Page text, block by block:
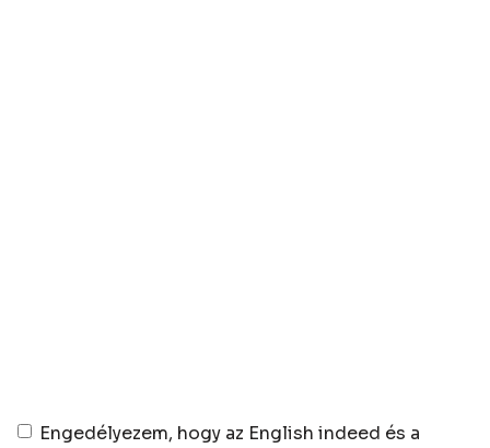
Engedélyezem, hogy az English indeed és a